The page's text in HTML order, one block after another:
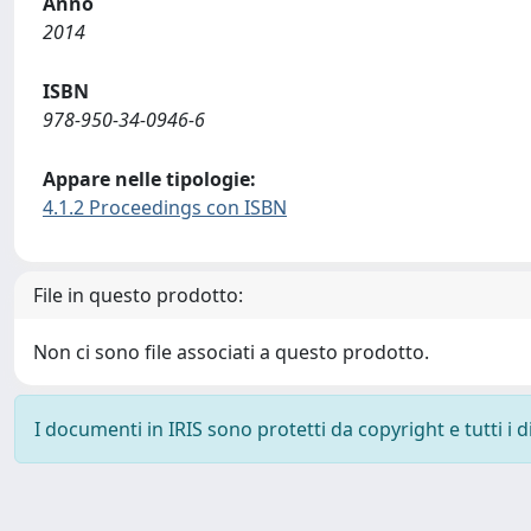
2014
ISBN
978-950-34-0946-6
Appare nelle tipologie:
4.1.2 Proceedings con ISBN
File in questo prodotto:
Non ci sono file associati a questo prodotto.
I documenti in IRIS sono protetti da copyright e tutti i